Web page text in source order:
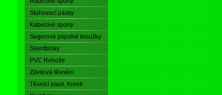
Stahovací pásky
Kabelové spony
Segerové pojistné kroužky
Silentbloky
PVC Rohože
Závitová těsnění
Těsnící papír, Korek